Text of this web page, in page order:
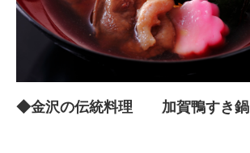
◆金沢の伝統料理 加賀鴨すき鍋